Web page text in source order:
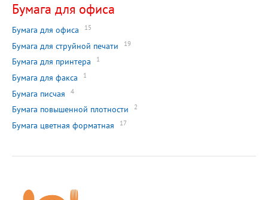
Бумага для офиса
Бумага для офиса 15
Бумага для струйной печати 19
Бумага для принтера 1
Бумага для факса 1
Бумага писчая 4
Бумага повышенной плотности 2
Бумага цветная форматная 17